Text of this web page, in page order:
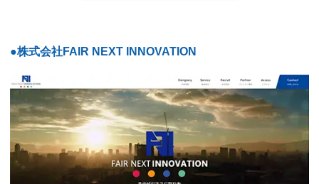
●株式会社FAIR NEXT INNOVATION